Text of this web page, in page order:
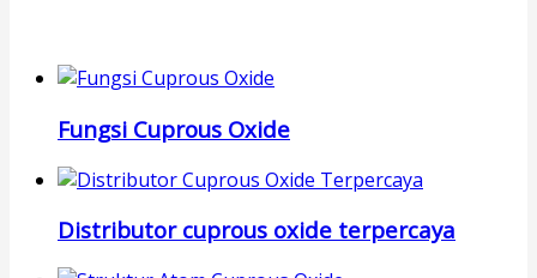
Fungsi Cuprous Oxide
Distributor cuprous oxide terpercaya